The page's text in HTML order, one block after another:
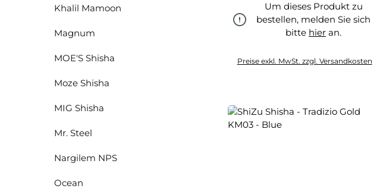
Khalil Mamoon
Magnum
MOE'S Shisha
Moze Shisha
MIG Shisha
Mr. Steel
Nargilem NPS
Ocean
Um dieses Produkt zu
bestellen, melden Sie sich
bitte hier an.
Preise exkl. MwSt. zzgl. Versandkosten